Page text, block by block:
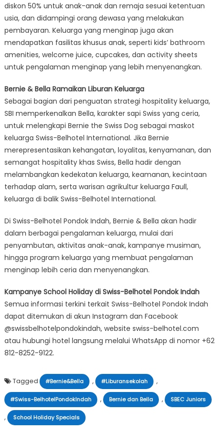
diskon 50% untuk anak-anak dan remaja sesuai ketentuan
usia, dan didampingi orang dewasa yang melakukan
pembayaran. Keluarga yang menginap juga akan
mendapatkan fasilitas khusus anak, seperti kids’ bathroom
amenities, welcome juice, cupcakes, dan activity sheets
untuk pengalaman menginap yang lebih menyenangkan.
Bernie & Bella Ramaikan Liburan Keluarga
Sebagai bagian dari penguatan strategi hospitality keluarga,
SBI memperkenalkan Bella, karakter sapi Swiss yang ceria,
untuk melengkapi Bernie the Swiss Dog sebagai maskot
keluarga Swiss-Belhotel International. Jika Bernie
merepresentasikan kehangatan, loyalitas, kenyamanan, dan
semangat hospitality khas Swiss, Bella hadir dengan
melambangkan kedekatan keluarga, keamanan, kecintaan
terhadap alam, serta warisan agrikultur keluarga Faull,
keluarga di balik Swiss-Belhotel International.
Di Swiss-Belhotel Pondok Indah, Bernie & Bella akan hadir
dalam berbagai pengalaman keluarga, mulai dari
penyambutan, aktivitas anak-anak, kampanye musiman,
hingga program keluarga yang membuat pengalaman
menginap lebih ceria dan menyenangkan.
Kampanye School Holiday di Swiss-Belhotel Pondok Indah
Semua informasi terkini terkait Swiss-Belhotel Pondok Indah
dapat ditemukan di akun Instagram dan Facebook
@swissbelhotelpondokindah, website swiss-belhotel.com
atau hubungi hotel langsung melalui WhatsApp di nomor +62
812-8252-9122.
Tagged #Bernie&Bella , #Liburansekolah ,
#Swiss-BelhotelPondokIndah , Bernie dan Bella , SBEC Juniors
, School Holiday Specials